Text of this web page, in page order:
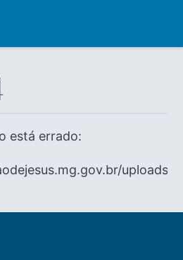
está errado:
uploads/